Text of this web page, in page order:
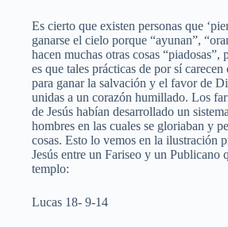
Es cierto que existen personas que
ganarse el cielo porque “ayunan”,
hacen muchas otras cosas “piadosas”,
es que tales prácticas de por sí
para ganar la salvación y el favor de
unidas a un corazón humillado. Los
de Jesús habían desarrollado un
hombres en las cuales se gloriaban y
cosas. Esto lo vemos en la ilustración
Jesús entre un Fariseo y un Publicano
templo:
Lucas 18- 9-14